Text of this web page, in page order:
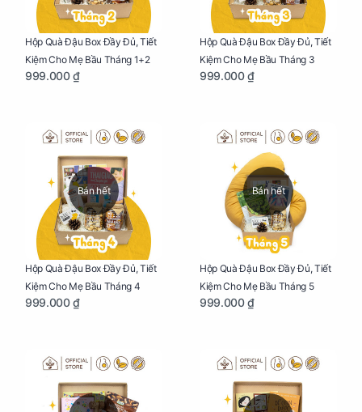
Hộp Quà Đậu Box Đầy Đủ, Tiết
Kiệm Cho Mẹ Bầu Tháng 1+2
999.000 ₫
Hộp Quà Đậu Box Đầy Đủ, Tiết
Kiệm Cho Mẹ Bầu Tháng 3
999.000 ₫
Bán hết
Hộp Quà Đậu Box Đầy Đủ, Tiết
Kiệm Cho Mẹ Bầu Tháng 4
999.000 ₫
Bán hết
Hộp Quà Đậu Box Đầy Đủ, Tiết
Kiệm Cho Mẹ Bầu Tháng 5
999.000 ₫